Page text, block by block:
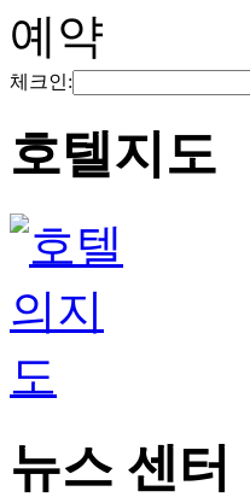
예약
체크인:
호텔지도
뉴스 센터